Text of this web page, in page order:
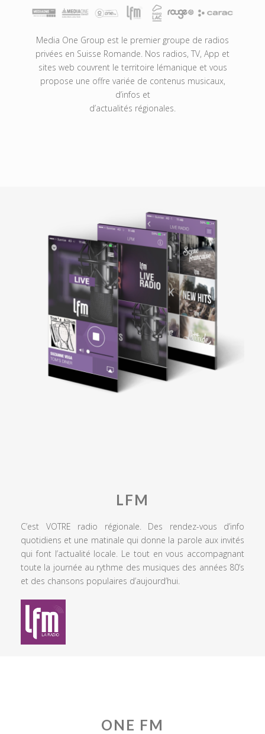
Media One Group est le premier groupe de radios
privées en Suisse Romande. Nos radios, TV, App et
sites web couvrent le territoire lémanique et vous
propose une offre variée de contenus musicaux,
d’infos et
d’actualités régionales.
LFM
C’est VOTRE radio régionale. Des rendez-vous d’info
quotidiens et une matinale qui donne la parole aux invités
qui font l’actualité locale. Le tout en vous accompagnant
toute la journée au rythme des musiques des années 80’s
et des chansons populaires d’aujourd’hui.
ONE FM